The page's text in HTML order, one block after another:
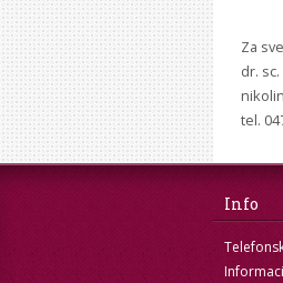
Za
dr.
tel.
Info